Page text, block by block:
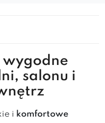
wygodne
salonu i
i komfortowe